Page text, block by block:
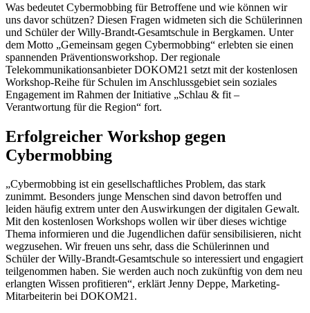
Was bedeutet Cybermobbing für Betroffene und wie können wir
uns davor schützen? Diesen Fragen widmeten sich die Schülerinnen
und Schüler der Willy-Brandt-Gesamtschule in Bergkamen. Unter
dem Motto „Gemeinsam gegen Cybermobbing“ erlebten sie einen
spannenden Präventionsworkshop. Der regionale
Telekommunikationsanbieter DOKOM21 setzt mit der kostenlosen
Workshop-Reihe für Schulen im Anschlussgebiet sein soziales
Engagement im Rahmen der Initiative „Schlau & fit –
Verantwortung für die Region“ fort.
Erfolgreicher Workshop gegen
Cybermobbing
„Cybermobbing ist ein gesellschaftliches Problem, das stark
zunimmt. Besonders junge Menschen sind davon betroffen und
leiden häufig extrem unter den Auswirkungen der digitalen Gewalt.
Mit den kostenlosen Workshops wollen wir über dieses wichtige
Thema informieren und die Jugendlichen dafür sensibilisieren, nicht
wegzusehen. Wir freuen uns sehr, dass die Schülerinnen und
Schüler der Willy-Brandt-Gesamtschule so interessiert und engagiert
teilgenommen haben. Sie werden auch noch zukünftig von dem neu
erlangten Wissen profitieren“, erklärt Jenny Deppe, Marketing-
Mitarbeiterin bei DOKOM21.